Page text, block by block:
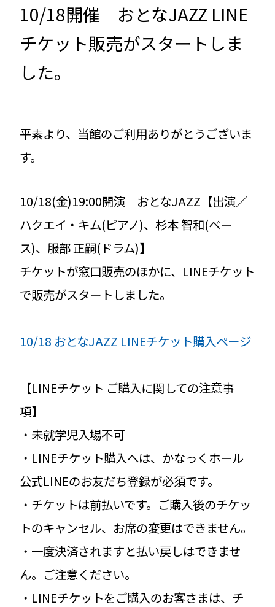
10/18開催 おとなJAZZ LINE
チケット販売がスタートしま
した。
平素より、当館のご利用ありがとうございま
す。
10/18(金)19:00開演 おとなJAZZ【出演／
ハクエイ・キム(ピアノ)、杉本 智和(ベー
ス)、服部 正嗣(ドラム)】
チケットが窓口販売のほかに、LINEチケット
で販売がスタートしました。
10/18 おとなJAZZ LINEチケット購入ページ
【LINEチケット ご購入に関しての注意事
項】
・未就学児入場不可
・LINEチケット購入へは、かなっくホール
公式LINEのお友だち登録が必須です。
・チケットは前払いです。ご購入後のチケッ
トのキャンセル、お席の変更はできません。
・一度決済されますと払い戻しはできませ
ん。ご注意ください。
・LINEチケットをご購入のお客さまは、チ